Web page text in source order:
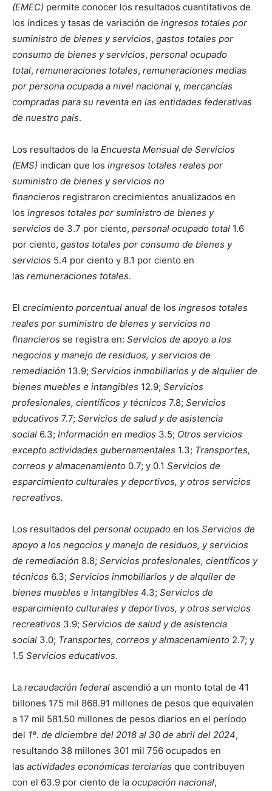
(EMEC) permite conocer los resultados cuantitativos de
los índices y tasas de variación de ingresos totales por
suministro de bienes y servicios, gastos totales por
consumo de bienes y servicios, personal ocupado
total, remuneraciones totales, remuneraciones medias
por persona ocupada a nivel nacional y, mercancías
compradas para su reventa en las entidades federativas
de nuestro país.
Los resultados de la Encuesta Mensual de Servicios
(EMS) indican que los ingresos totales reales por
suministro de bienes y servicios no
financieros registraron crecimientos anualizados en
los ingresos totales por suministro de bienes y
servicios de 3.7 por ciento, personal ocupado total 1.6
por ciento, gastos totales por consumo de bienes y
servicios 5.4 por ciento y 8.1 por ciento en
las remuneraciones totales.
El crecimiento porcentual anual de los ingresos totales
reales por suministro de bienes y servicios no
financieros se registra en: Servicios de apoyo a los
negocios y manejo de residuos, y servicios de
remediación 13.9; Servicios inmobiliarios y de alquiler de
bienes muebles e intangibles 12.9; Servicios
profesionales, científicos y técnicos 7.8; Servicios
educativos 7.7; Servicios de salud y de asistencia
social 6.3; Información en medios 3.5; Otros servicios
excepto actividades gubernamentales 1.3; Transportes,
correos y almacenamiento 0.7; y 0.1 Servicios de
esparcimiento culturales y deportivos, y otros servicios
recreativos.
Los resultados del personal ocupado en los Servicios de
apoyo a los negocios y manejo de residuos, y servicios
de remediación 8.8; Servicios profesionales, científicos y
técnicos 6.3; Servicios inmobiliarios y de alquiler de
bienes muebles e intangibles 4.3; Servicios de
esparcimiento culturales y deportivos, y otros servicios
recreativos 3.9; Servicios de salud y de asistencia
social 3.0; Transportes, correos y almacenamiento 2.7; y
1.5 Servicios educativos.
La recaudación federal ascendió a un monto total de 41
billones 175 mil 868.91 millones de pesos que equivalen
a 17 mil 581.50 millones de pesos diarios en el período
del 1º. de diciembre del 2018 al 30 de abril del 2024,
resultando 38 millones 301 mil 756 ocupados en
las actividades económicas terciarias que contribuyen
con el 63.9 por ciento de la ocupación nacional,